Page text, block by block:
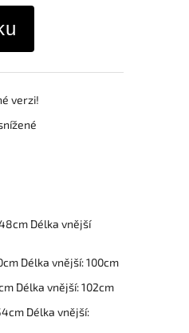
verzi!
Délka vnější
Délka vnější: 100cm
Délka vnější: 102cm
Délka vnější: